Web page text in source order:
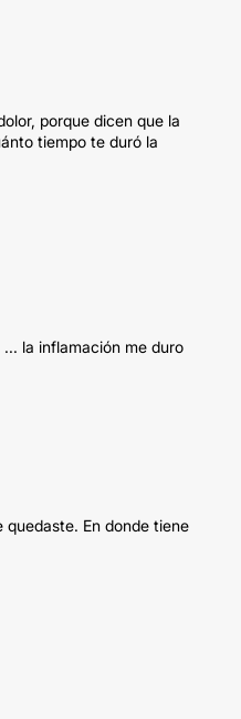
porque dicen que la
tiempo te duró la
la inflamación me duro
quedaste. En donde tiene